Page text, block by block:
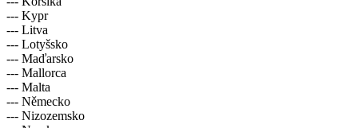
--- Kypr
--- Litva
--- Lotyšsko
--- Maďarsko
--- Mallorca
--- Malta
--- Německo
--- Nizozemsko